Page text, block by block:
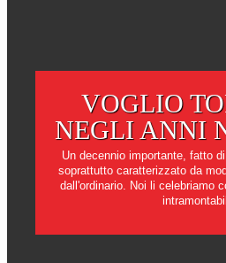
VOGLIO
NEGLI ANNI
Un decennio importante, fatto
soprattutto caratterizzato da
dall'ordinario. Noi li celebriamo